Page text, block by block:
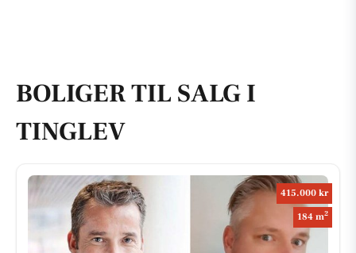
BOLIGER TIL SALG I
TINGLEV
415.000 kr
184 m2